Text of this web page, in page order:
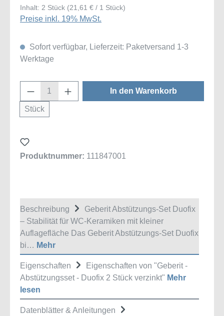
Inhalt: 2 Stück (21,61 € / 1 Stück)
Preise inkl. 19% MwSt.
Sofort verfügbar, Lieferzeit: Paketversand 1-3
Werktage
Produkt Anzahl: Gib den gewünschten
Stück
In den Warenkorb
Produktnummer: 111847001
Beschreibung
Geberit Abstützungs-Set Duofix
– Stabilität für WC-Keramiken mit kleiner
Auflagefläche Das Geberit Abstützungs-Set Duofix
bi… Mehr
Eigenschaften
Eigenschaften von "Geberit -
Abstützungsset - Duofix 2 Stück verzinkt" Mehr
lesen
Datenblätter & Anleitungen